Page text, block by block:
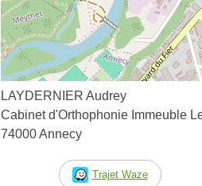
LAYDERNIER Audrey
Cabinet d'Orthophonie Immeuble
74000 Annecy
Trajet Waze